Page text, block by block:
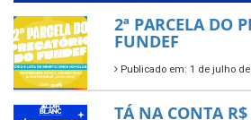
2ª PARCELA DO
FUNDEF
Publicado em: 1 de julho de
TÁ NA CONTA